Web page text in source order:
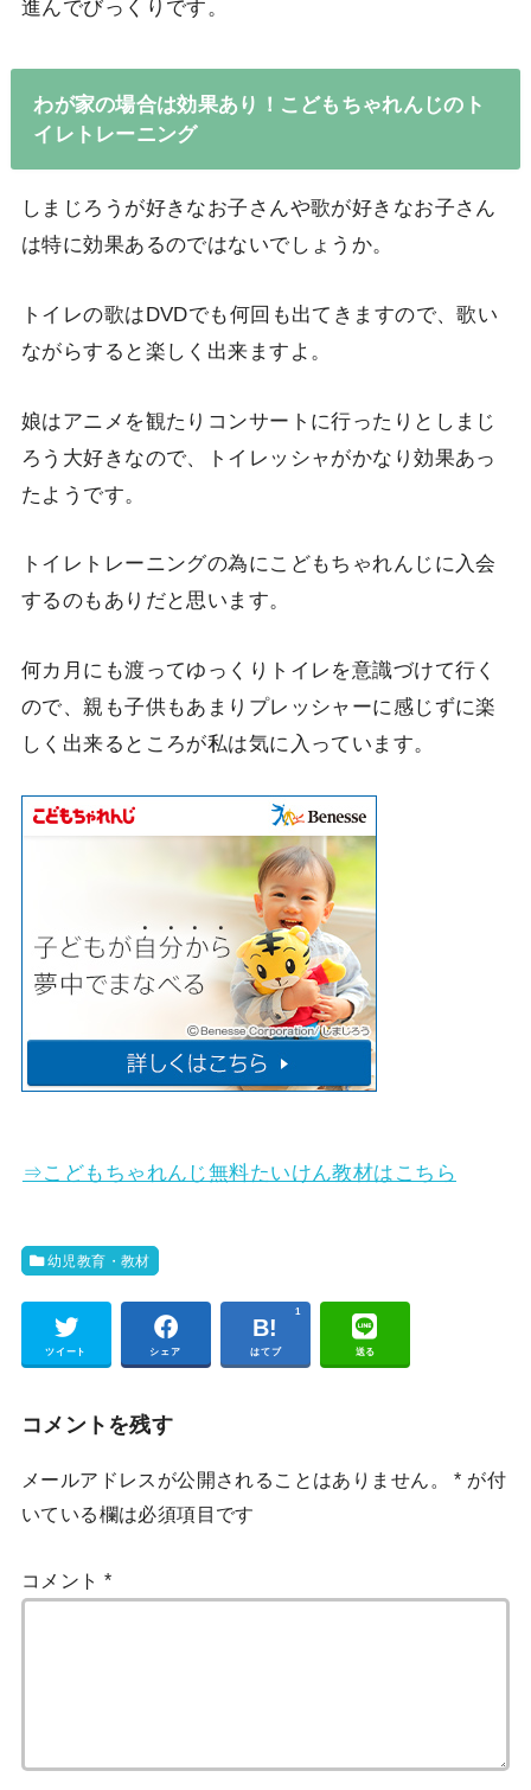
進んでびっくりです。
わが家の場合は効果あり！こどもちゃれんじのト
イレトレーニング
しまじろうが好きなお子さんや歌が好きなお子さん
は特に効果あるのではないでしょうか。
トイレの歌はDVDでも何回も出てきますので、歌い
ながらすると楽しく出来ますよ。
娘はアニメを観たりコンサートに行ったりとしまじ
ろう大好きなので、トイレッシャがかなり効果あっ
たようです。
トイレトレーニングの為にこどもちゃれんじに入会
するのもありだと思います。
何カ月にも渡ってゆっくりトイレを意識づけて行く
ので、親も子供もあまりプレッシャーに感じずに楽
しく出来るところが私は気に入っています。
⇒こどもちゃれんじ無料たいけん教材はこちら
幼児教育・教材
ツイート シェア はてブ
1
送る
コメントを残す
メールアドレスが公開されることはありません。 * が付
いている欄は必須項目です
コメント *